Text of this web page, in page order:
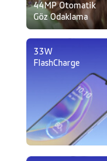
44MP Otomatik
Göz Odaklama
33W
FlashCharge